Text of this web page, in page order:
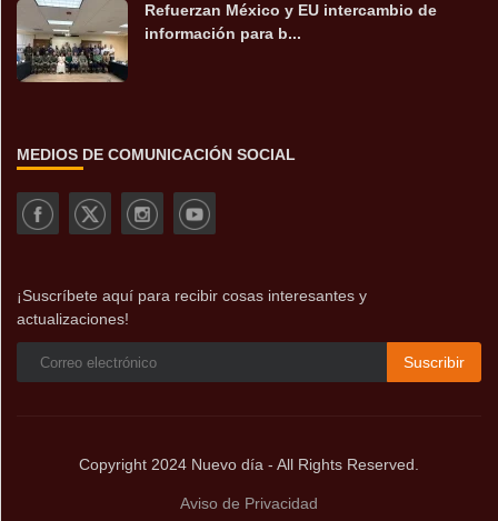
Refuerzan México y EU intercambio de
información para b...
MEDIOS DE COMUNICACIÓN SOCIAL
¡Suscríbete aquí para recibir cosas interesantes y
actualizaciones!
Suscribir
Copyright 2024 Nuevo día - All Rights Reserved.
Aviso de Privacidad